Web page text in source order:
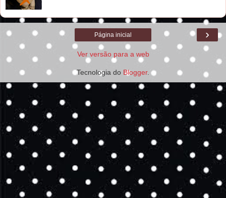
›
Página inicial
Ver versão para a web
Tecnologia do Blogger.